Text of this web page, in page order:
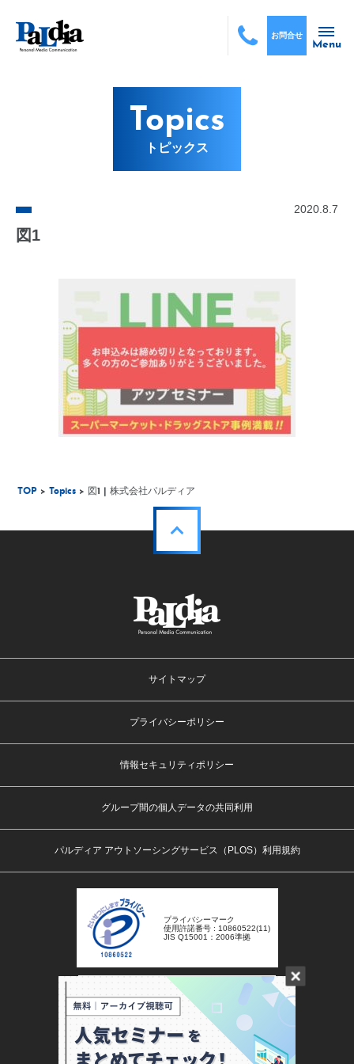
Menu
お問合せ
Topics
トピックス
2020.8.7
図1
TOP >Topics > 図1 | 株式会社パルディア
サイトマップ
プライバシーポリシー
情報セキュリティポリシー
グループ間の個人データの共同利用
パルディア アウトソーシングサービス（PLOS）利用規約
プライバシーマーク
使用許諾番号 : 10860522(11)
JIS Q15001：2006準拠